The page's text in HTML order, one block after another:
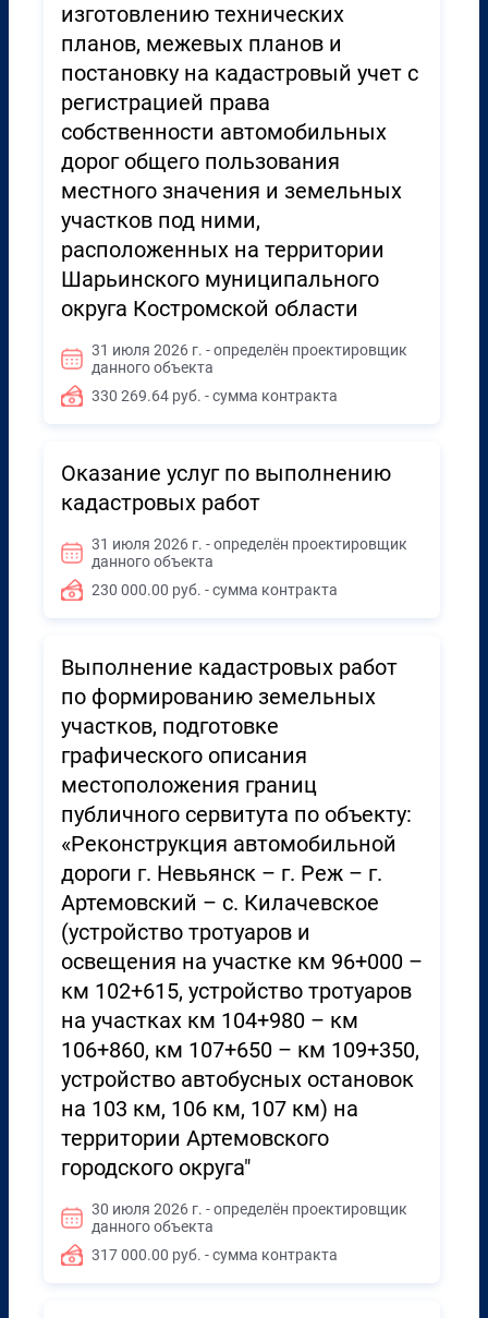
изготовлению технических
планов, межевых планов и
постановку на кадастровый учет с
регистрацией права
собственности автомобильных
дорог общего пользования
местного значения и земельных
участков под ними,
расположенных на территории
Шарьинского муниципального
округа Костромской области
31 июля 2026 г. - определён проектировщик
данного объекта
330 269.64 руб. - сумма контракта
Оказание услуг по выполнению
кадастровых работ
31 июля 2026 г. - определён проектировщик
данного объекта
230 000.00 руб. - сумма контракта
Выполнение кадастровых работ
по формированию земельных
участков, подготовке
графического описания
местоположения границ
публичного сервитута по объекту:
«Реконструкция автомобильной
дороги г. Невьянск – г. Реж – г.
Артемовский – с. Килачевское
(устройство тротуаров и
освещения на участке км 96+000 –
км 102+615, устройство тротуаров
на участках км 104+980 – км
106+860, км 107+650 – км 109+350,
устройство автобусных остановок
на 103 км, 106 км, 107 км) на
территории Артемовского
городского округа"
30 июля 2026 г. - определён проектировщик
данного объекта
317 000.00 руб. - сумма контракта